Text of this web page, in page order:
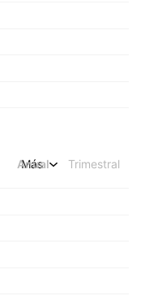
Anual Trimestral
Más